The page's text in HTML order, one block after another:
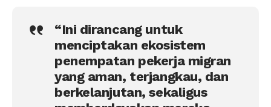
“Ini dirancang untuk
menciptakan ekosistem
penempatan pekerja migran
yang aman, terjangkau, dan
berkelanjutan, sekaligus